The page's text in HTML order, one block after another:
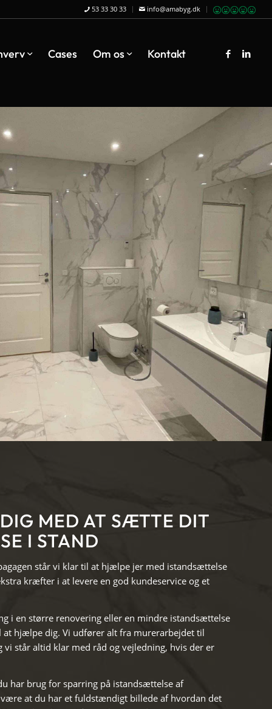
53 33 30 33 info@amabyg.dk
Cases Om os Kontakt
MED AT SÆTTE DIT
I STAND
står vi klar til at hjælpe jer med istandsættelse
kræfter i at levere en god kundeservice og et
i en større renovering eller en mindre istandsættelse
hjælpe dig. Vi udfører alt fra murerarbejdet til
står altid klar med råd og vejledning, hvis der er
har brug for sparring på istandsættelse af
at du har et fuldstændigt billede af hvordan det